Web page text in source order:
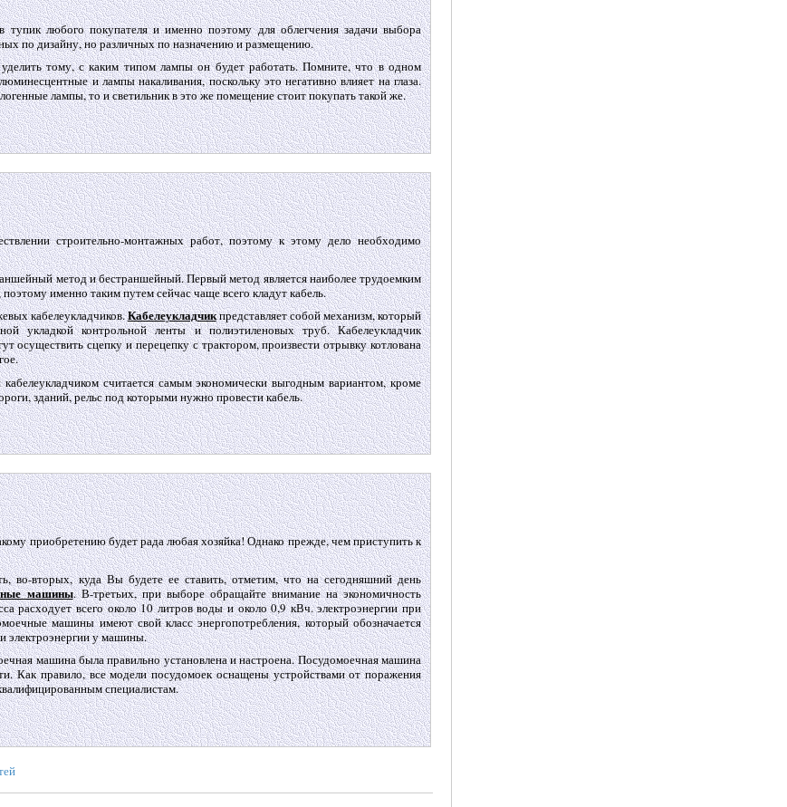
тупик любого покупателя и именно поэтому для облегчения задачи выбора
по дизайну, но различных по назначению и размещению.
тому, с каким типом лампы он будет работать. Помните, что в одном
и лампы накаливания, поскольку это негативно влияет на глаза.
лампы, то и светильник в это же помещение стоит покупать такой же.
строительно-монтажных работ, поэтому к этому дело необходимо
метод и бестраншейный. Первый метод является наиболее трудоемким
именно таким путем сейчас чаще всего кладут кабель.
кабелеукладчиков.Кабелеукладчикпредставляет собой механизм, который
укладкой контрольной ленты и полиэтиленовых труб. Кабелеукладчик
сцепку и перецепку с трактором, произвести отрывку котлована
считается самым экономически выгодным вариантом, кроме
зданий, рельс под которыми нужно провести кабель.
приобретению будет рада любая хозяйка! Однако прежде, чем приступить к
во-вторых, куда Вы будете ее ставить, отметим, что на сегодняшний день
машины. В-третьих, при выборе обращайте внимание на экономичность
расходует всего около 10 литров воды и около 0,9 кВч. электроэнергии при
машины имеют свой класс энергопотребления, который обозначается
электроэнергии у машины.
машина была правильно установлена и настроена. Посудомоечная машина
Как правило, все модели посудомоек оснащены устройствами от поражения
специалистам.